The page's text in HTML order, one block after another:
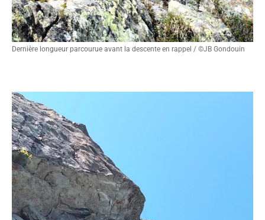
Dernière longueur parcourue avant la descente en rappel / ©JB Gondouin